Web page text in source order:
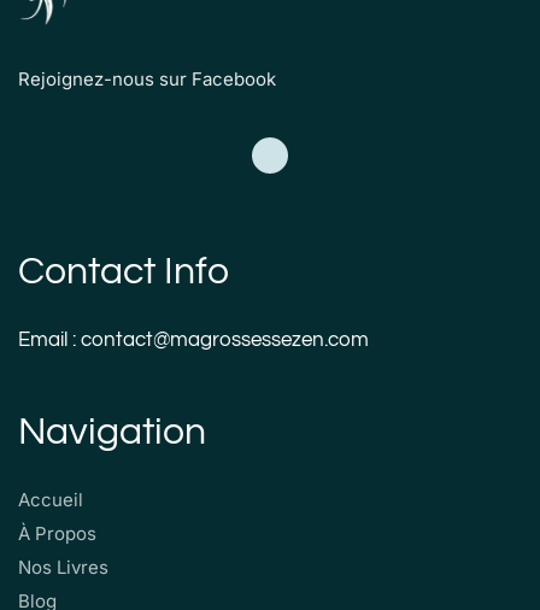
Rejoignez-nous sur Facebook
Contact Info
Email : contact@magrossessezen.com
Navigation
Accueil
À Propos
Nos Livres
Blog